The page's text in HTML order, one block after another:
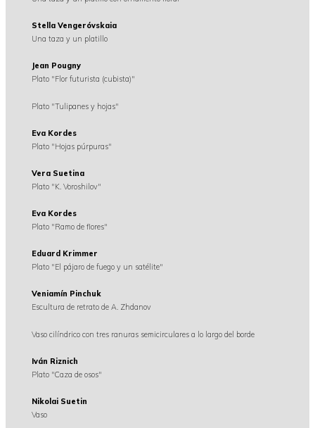
Stella Vengeróvskaia
Una taza y un platillo
Jean Pougny
Plato "Flor futurista (cubista)"
Plato "Tulipanes y hojas"
Eva Kordes
Plato "Hojas púrpuras"
Vera Suetina
Plato "K. Voroshilov"
Eva Kordes
Plato "Ramo de flores"
Eduard Krimmer
Plato "El pájaro de fuego y un satélite"
Veniamín Pinchuk
Escultura de retrato de A. Zhdanov
Vaso cilíndrico con tres ranuras semicirculares a lo largo del borde
Iván Riznich
Plato "Caza de osos"
Nikolai Suetin
Vaso